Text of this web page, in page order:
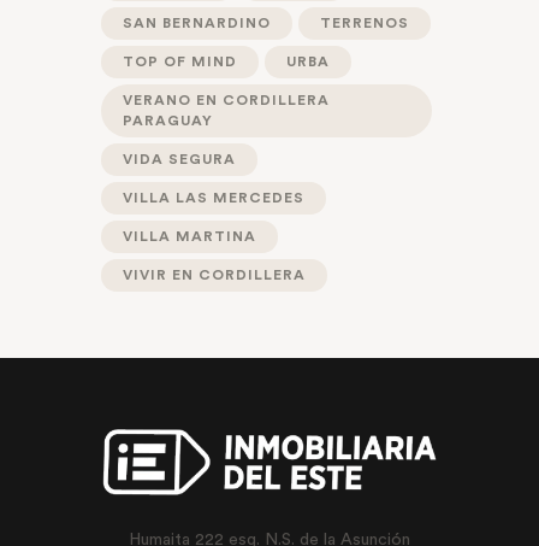
SAN BERNARDINO TERRENOS
TOP OF MIND URBA
VERANO EN CORDILLERA
PARAGUAY
VIDA SEGURA
VILLA LAS MERCEDES
VILLA MARTINA
VIVIR EN CORDILLERA
Humaita 222 esq. N.S. de la Asunción